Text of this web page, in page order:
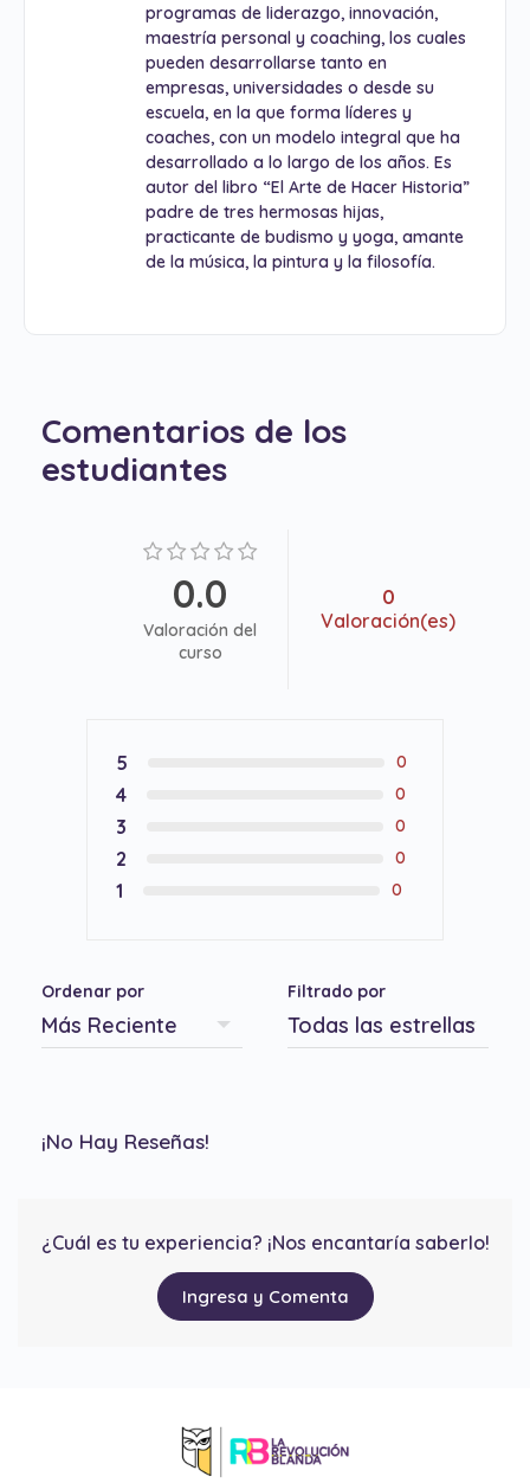
programas de liderazgo, innovación,
maestría personal y coaching, los cuales
pueden desarrollarse tanto en
empresas, universidades o desde su
escuela, en la que forma líderes y
coaches, con un modelo integral que ha
desarrollado a lo largo de los años. Es
autor del libro “El Arte de Hacer Historia”
padre de tres hermosas hijas,
practicante de budismo y yoga, amante
de la música, la pintura y la filosofía.
Comentarios de los
estudiantes
0.0
Valoración del
curso
0
Valoración(es)
5 0
4 0
3 0
2 0
1 0
Ordenar por Filtrado por
¡No Hay Reseñas!
¿Cuál es tu experiencia? ¡Nos encantaría saberlo!
Ingresa y Comenta